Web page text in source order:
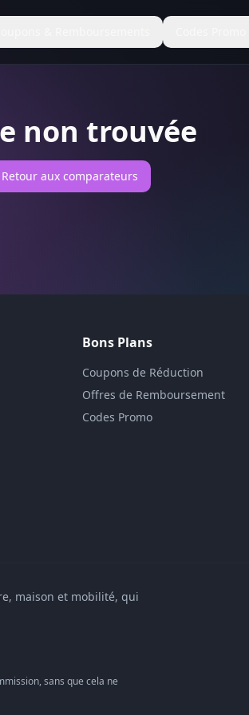
non trouvée
Retour aux comparateurs
Bons Plans
Coupons de Réduction
Offres de Remboursement
Codes Promo
maison et mobilité, qui
sans que cela ne